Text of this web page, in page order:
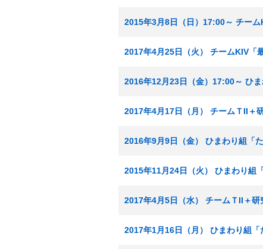
2015年3月8日（日）17:00～ チー
2017年4月25日（火） チームKIV「
2016年12月23日（金）17:00～ ひ
2017年4月17日（月） チームＴII＋
2016年9月9日（金） ひまわり組「
2015年11月24日（火） ひまわり組
2017年4月5日（水） チームＴII＋
2017年1月16日（月） ひまわり組